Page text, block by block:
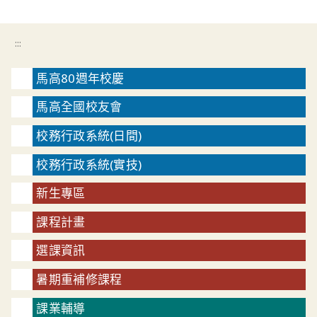
:::
馬高80週年校慶
馬高全國校友會
校務行政系統(日間)
校務行政系統(實技)
新生專區
課程計畫
選課資訊
暑期重補修課程
課業輔導